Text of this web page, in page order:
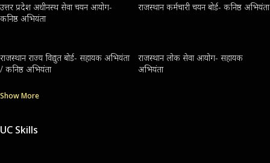
उत्तर प्रदेश अधीनस्थ सेवा चयन आयोग-
कनिष्ठ अभियंता
राजस्थान कर्मचारी चयन बोर्ड- कनिष्ठ अभियंता
राजस्थान राज्य विद्युत बोर्ड- सहायक अभियंता
/ कनिष्ठ अभियंता
राजस्थान लोक सेवा आयोग- सहायक
अभियंता
Show More
UC Skills